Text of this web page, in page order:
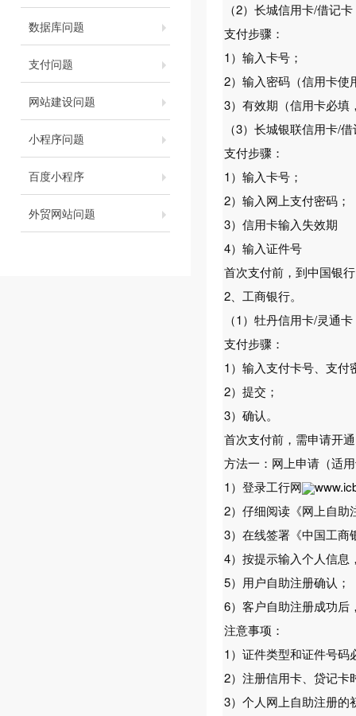
数据库问题
支付问题
网站建设问题
小程序问题
百度小程序
外贸网站问题
（2）长城信用卡/借记
支付步骤：
1）输入卡号；
2）输入密码（信用卡使
3）有效期（信用卡必填
（3）长城银联信用卡/
支付步骤：
1）输入卡号；
2）输入网上支付密码；
3）信用卡输入失效期
4）输入证件号
首次支付前，到中国银
2、工商银行。
（1）牡丹信用卡/灵通
支付步骤：
1）输入支付卡号、支付
2）提交；
3）确认。
首次支付前，需申请开
方法一：网上申请（适
1）登录工行网
2）仔细阅读《网上自助
3）在线签署《中国工商
4）按提示输入个人信息
5）用户自助注册确认；
6）客户自助注册成功后
注意事项：
1）证件类型和证件号
2）注册信用卡、贷记卡
3）个人网上自助注册的